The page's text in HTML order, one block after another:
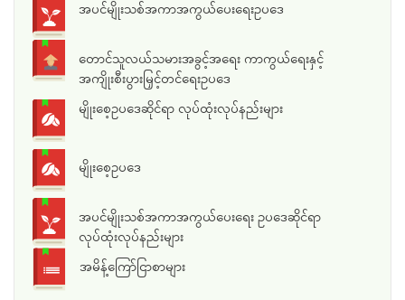
အပင်မျိုးသစ်အကာအကွယ်ပေးရေးဥပဒေ
တောင်သူလယ်သမားအခွင့်အရေး ကာကွယ်ရေးနှင့်
အကျိုးစီးပွားမြှင့်တင်ရေးဥပဒေ
မျိုးစေ့ဥပဒေဆိုင်ရာ လုပ်ထုံးလုပ်နည်းများ
မျိုးစေ့ဥပဒေ
အပင်မျိုးသစ်အကာအကွယ်ပေးရေး ဥပဒေဆိုင်ရာ
လုပ်ထုံးလုပ်နည်းများ
အမိန့်ကြော်ငြာစာများ